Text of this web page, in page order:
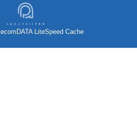
ecomDATA LiteSpeed Cache